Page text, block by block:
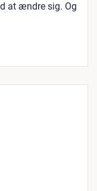
at ændre sig. Og